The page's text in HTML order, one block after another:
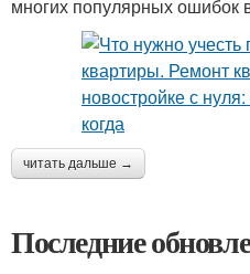
многих популярных ошибок
читать дальше →
Последние